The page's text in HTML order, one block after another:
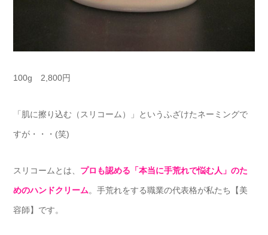
100g 2,800円
「肌に擦り込む（スリコーム）」というふざけたネーミングで
すが・・・(笑)
スリコームとは、 プロも認める「本当に手荒れで悩む人」のた
めのハンドクリーム。手荒れをする職業の代表格が私たち【美
容師】です。